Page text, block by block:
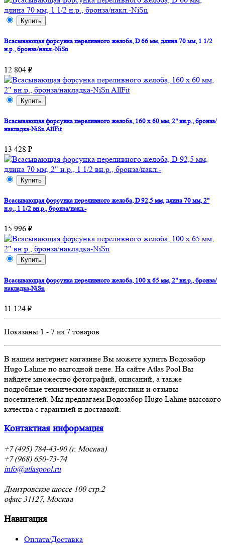
Купить
Всасывающая форсунка переливного желоба, D 66 мм, длина 70 мм, 1 1/2
н.р., бронза/накл.-NiSn
12 804 ₽
Купить
Всасывающая форсунка переливного желоба, 160 х 60 мм, 2" вн.р., бронза/
накладка-NiSn AllFit
13 428 ₽
Купить
Всасывающая форсунка переливного желоба, D 92,5 мм, длина 70 мм, 2"
н.р., 1 1/2 вн.р., бронза/накл.-
15 996 ₽
Купить
Всасывающая форсунка переливного желоба, 100 х 65 мм, 2" вн.р., бронза/
накладка-NiSn
11 124 ₽
Показаны 1 - 7 из 7 товаров
В нашем интернет магазине Вы можете купить Водозабор
Hugo Lahme по выгодной цене. На сайте Atlas Pool Вы
найдете множество фотографий, описаний, а также
подробные технические характеристики и отзывы
посетителей. Мы предлагаем Водозабор Hugo Lahme высокого
качества с гарантией и доставкой.
Контактная информация
+7 (495) 784-43-90 (г. Москва)
+7 (968) 650-73-74
info@atlaspool.ru
Дмитровское шоссе 100 стр.2
офис 31127, Москва
Навигация
Оплата/Доставка